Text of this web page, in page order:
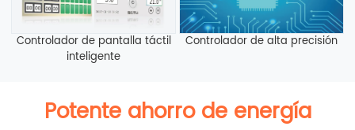
Controlador de pantalla táctil
inteligente
Controlador de alta precisión
Potente ahorro de energía